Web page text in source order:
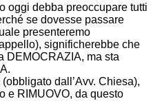
oggi debba preoccupare tutti
se dovesse passare
presenteremo
significherebbe che
DEMOCRAZIA, ma sta
dall’Avv. Chiesa),
e RIMUOVO, da questo